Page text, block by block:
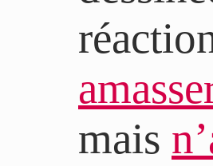
mais